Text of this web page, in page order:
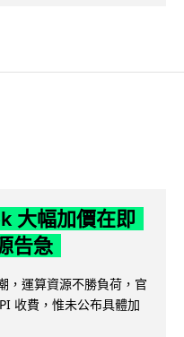
大幅加價在即
告急
，運算資源不勝負荷，官
收費，惟未公布具體加